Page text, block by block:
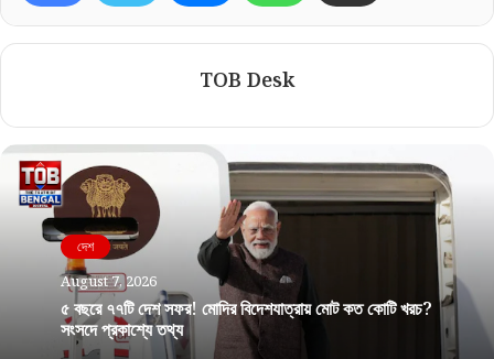
TOB Desk
দেশ
August 7, 2026
৫ বছরে ৭৭টি দেশ সফর! মোদির বিদেশযাত্রায় মোট কত কোটি খরচ?
সংসদে প্রকাশ্যে তথ্য